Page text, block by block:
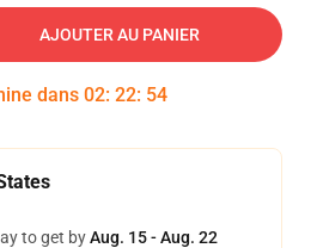
AJOUTER AU PANIER
dans 02: 22: 54
to get byAug. 15 - Aug. 22